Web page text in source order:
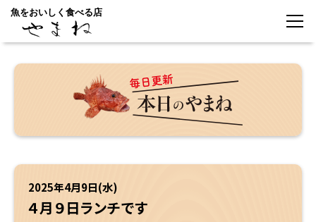
魚をおいしく食べる店
2025年4月9日(水)
４月９日ランチです